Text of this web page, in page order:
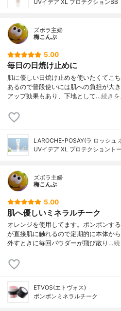
UVイデア XL プロテクションBB
ズボラ主婦
梅こんぶ
5.00
毎日の日焼け止めに
肌に優しい日焼け止めを使いたくてこ
あるので普段使いには肌への負担が大
アップ効果もあり、下地として…続き
LAROCHE-POSAY(ラ ロッシュ
UVイデア XL プロテクショント
ズボラ主婦
梅こんぶ
5.00
肌へ優しいミネラルチーク
オレンジを使用してます。ポンポンす
が直接肌に触れるので定期的に本体か
外すときに毎回パウダーが飛び散り…
ETVOS(エトヴォス)
ポンポンミネラルチーク